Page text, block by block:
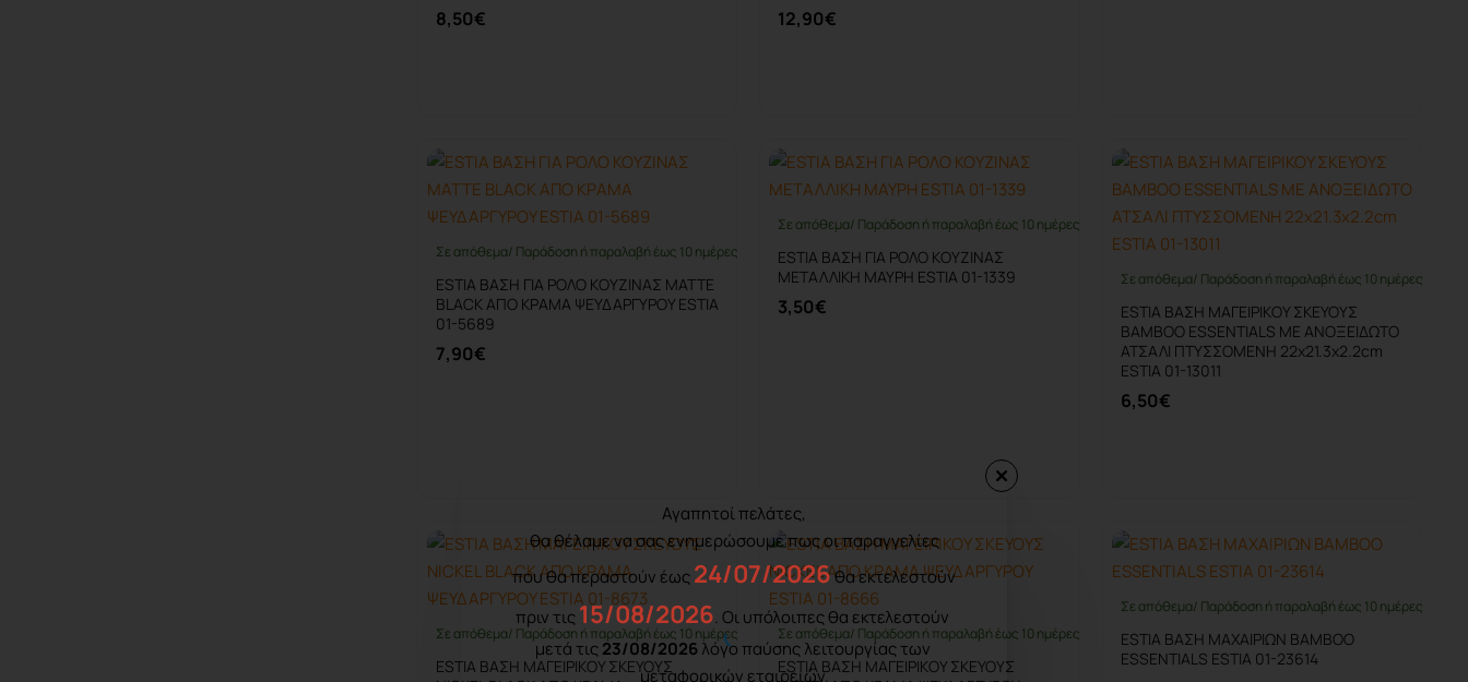
Αγαπητοί πελάτες,
θα θέλαμε να σας ενημερώσουμε πως οι παραγγελίες
που θα περαστούν έως24/07/2026θα εκτελεστούν
πριν τις15/08/2026. Οι υπόλοιπες θα εκτελεστούν
μετά τις23/08/2026λόγο παύσης λειτουργίας των
μεταφορικών εταιρειών.
8,50€ 12,90€
Σε απόθεμα/ Παράδοση ή παραλαβή έως 10 ημέρες
ESTIA ΒΑΣΗ ΓΙΑ ΡΟΛΟ ΚΟΥΖΙΝΑΣ MATTE
BLACK ΑΠΟ ΚΡΑΜΑ ΨΕΥΔΑΡΓΥΡΟΥ ESTIA
01-5689
7,90€
Σε απόθεμα/ Παράδοση ή παραλαβή έως 10 ημέρες
ESTIA ΒΑΣΗ ΓΙΑ ΡΟΛΟ ΚΟΥΖΙΝΑΣ
ΜΕΤΑΛΛΙΚΗ ΜΑΥΡΗ ESTIA 01-1339
3,50€
Σε απόθεμα/ Παράδοση ή παραλαβή έως 10 ημέρες
ESTIA ΒΑΣΗ ΜΑΓΕΙΡΙΚΟΥ ΣΚΕΥΟΥΣ
BAMBOO ESSENTIALS ME ΑΝΟΞΕΙΔΩΤΟ
ΑΤΣΑΛΙ ΠΤΥΣΣΟΜΕΝΗ 22x21.3x2.2cm
ESTIA 01-13011
6,50€
Σε απόθεμα/ Παράδοση ή παραλαβή έως 10 ημέρες
ESTIA ΒΑΣΗ ΜΑΓΕΙΡΙΚΟΥ ΣΚΕΥΟΥΣ
Σε απόθεμα/ Παράδοση ή παραλαβή έως 10 ημέρες
ESTIA ΒΑΣΗ ΜΑΓΕΙΡΙΚΟΥ ΣΚΕΥΟΥΣ
Σε απόθεμα/ Παράδοση ή παραλαβή έως 10 ημέρες
ESTIA ΒΑΣΗ ΜΑΧΑΙΡΙΩΝ BAMBOO
ESSENTIALS ESTIA 01-23614